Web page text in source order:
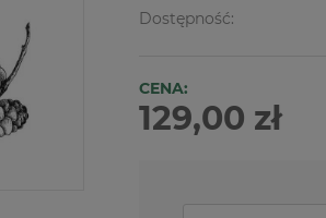
Dostępność:
CENA:
129,00 zł